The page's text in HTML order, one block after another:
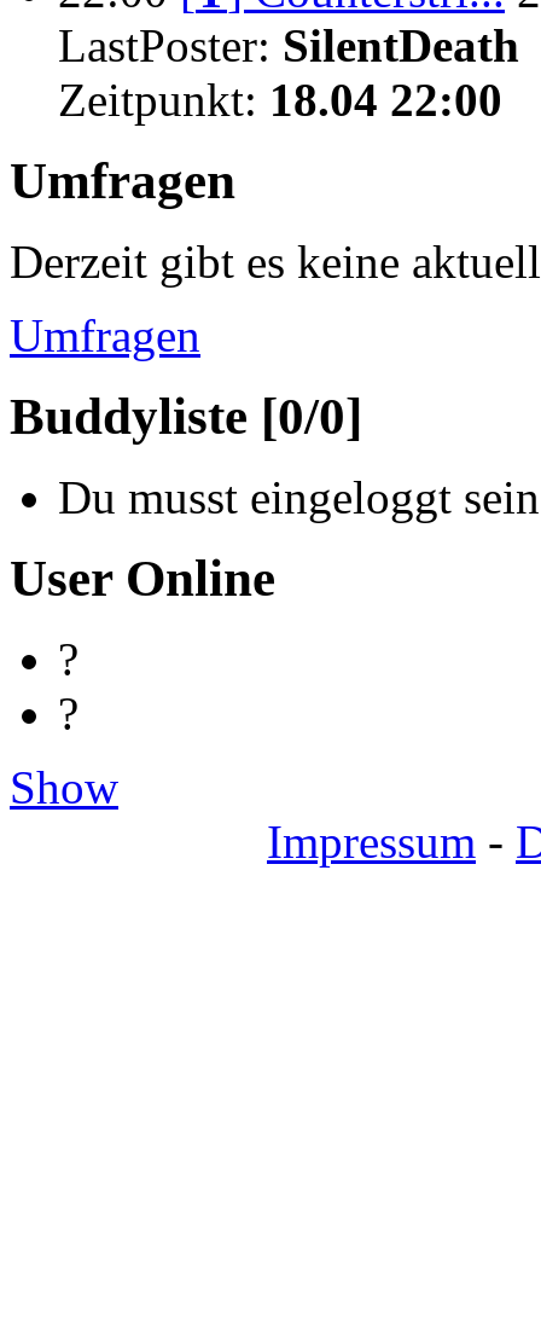
LastPoster: SilentDeath
Zeitpunkt: 18.04 22:00
Umfragen
Derzeit gibt es keine
Umfragen
Buddyliste [0/0]
Du musst eingeloggt
User Online
?
?
Show
Impressum -